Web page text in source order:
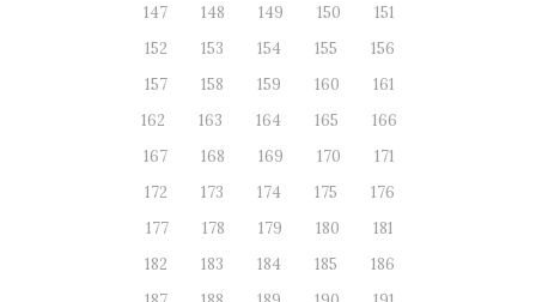
147
148 149 150
151
152
153 154 155
156
157
158 159 160
161
162
163 164 165
166
167
168 169 170
171
172
173 174 175
176
177
178 179 180
181
182
183 184 185
186